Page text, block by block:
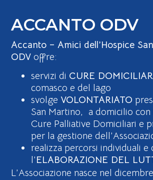
ACCANTO ODV
Accanto – Amici dell’Hospice
ODV offre:
servizi di CURE
comasco e del lago
svolge VOLONTARIATO
San Martino, a domicilio
Cure Palliative Domiciliari e
per la gestione
realizza percorsi individuali
l’ELABORAZIONE DEL
L’Associazione nasce nel